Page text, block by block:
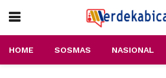
HOME SOSMAS NASIONAL